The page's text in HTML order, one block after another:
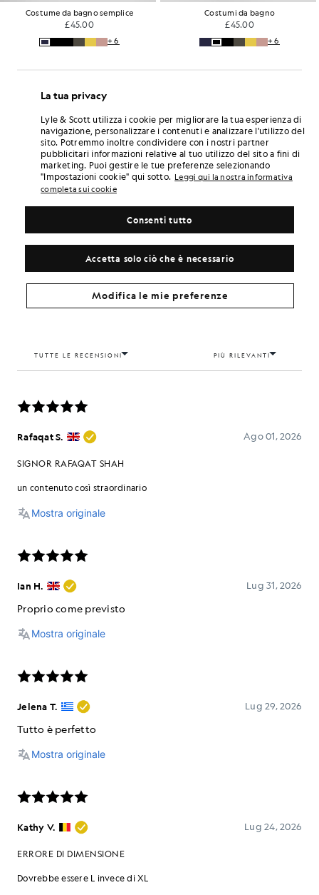
Costume da bagno semplice
£45.00
+6
Costumi da bagno
£45.00
+6
La tua privacy
Lyle & Scott utilizza i cookie per migliorare la tua esperienza di
navigazione, personalizzare i contenuti e analizzare l'utilizzo del
sito. Potremmo inoltre condividere con i nostri partner
pubblicitari informazioni relative al tuo utilizzo del sito a fini di
marketing. Puoi gestire le tue preferenze selezionando
"Impostazioni cookie" qui sotto. Leggi qui la nostra informativa
completa sui cookie
Accetta solo ciò che è necessario
Consenti tutto
Modifica le mie preferenze